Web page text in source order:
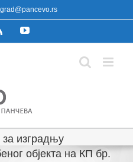
grad@pancevo.rs
Rss YouTube
за изградњу
објекта на КП бр.